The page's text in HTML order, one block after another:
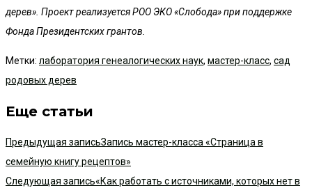
дерев». Проект реализуется РОО ЭКО «Слобода» при поддержке
Фонда Президентских грантов.
Метки: лаборатория генеалогических наук, мастер-класс, сад
родовых дерев
Еще статьи
Предыдущая записьЗапись мастер-класса «Страница в
семейную книгу рецептов»
Следующая запись«Как работать с источниками, которых нет в